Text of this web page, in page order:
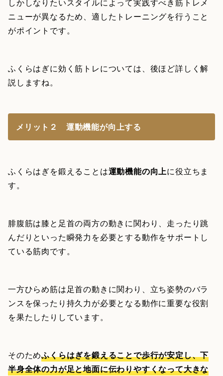
しかしなりたいスタイルによって実践すべき筋トレメ
ニューが異なるため、適したトレーニングを行うこと
がポイントです。
ふくらはぎに効く筋トレについては、後ほど詳しく解
説しますね。
メリット２ 運動機能が向上する
ふくらはぎを鍛えることは運動機能の向上に役立ちま
す。
腓腹筋は膝と足首の両方の動きに関わり、走ったり跳
んだりといった瞬発力を必要とする動作をサポートし
ている筋肉です。
一方ひらめ筋は足首の動きに関わり、立ち姿勢のバラ
ンスを保ったり持久力が必要となる動作に重要な役割
を果たしたりしています。
そのためふくらはぎを鍛えることで歩行が安定し、下
半身全体の力が足と地面に伝わりやすくなって大きな